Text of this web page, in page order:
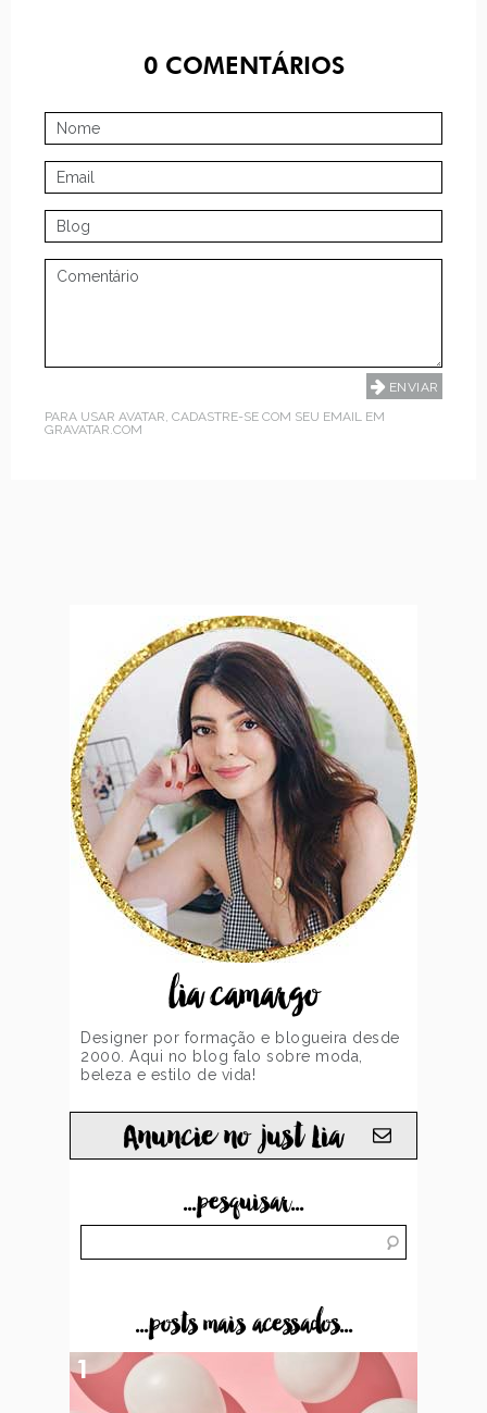
0COMENTÁRIOS
PARA USAR AVATAR, CADASTRE-SE COM SEU EMAIL EM
GRAVATAR.COM
lia camargo
Designer por formação e blogueira desde
2000. Aqui no blog falo sobre moda,
beleza e estilo de vida!
Anuncie no just Lia
...pesquisar...
...posts mais acessados...
1